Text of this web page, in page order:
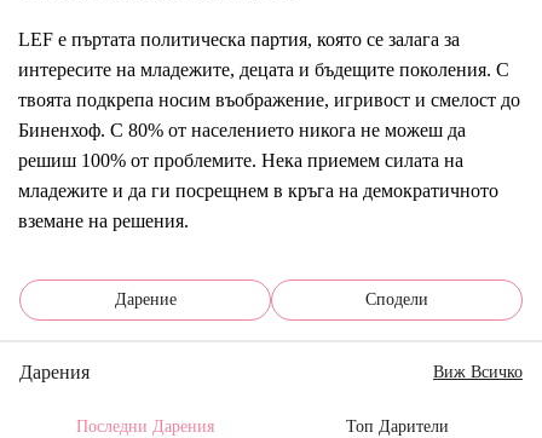
LEF е пъртата политическа партия, която се залага за
интересите на младежите, децата и бъдещите поколения. С
твоята подкрепа носим въображение, игривост и смелост до
Биненхоф. С 80% от населението никога не можеш да
решиш 100% от проблемите. Нека приемем силата на
младежите и да ги посрещнем в кръга на демократичното
вземане на решения.
Дарение Сподели
Дарения Виж Всичко
Последни Дарения Топ Дарители